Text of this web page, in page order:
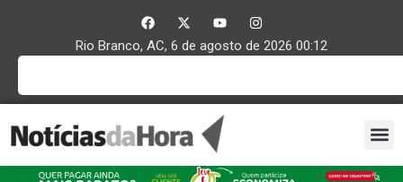
Rio Branco, AC, 6 de agosto de 2026 00:12